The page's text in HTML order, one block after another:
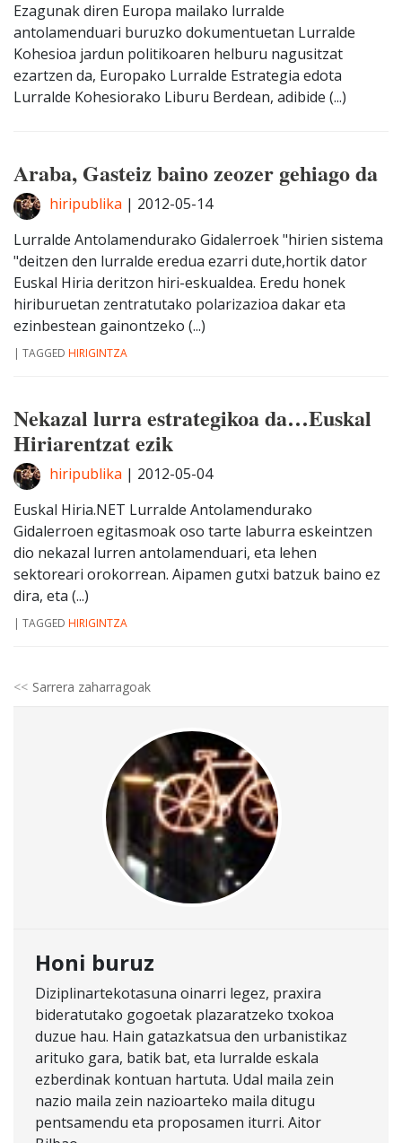
Ezagunak diren Europa mailako lurralde
antolamenduari buruzko dokumentuetan Lurralde
Kohesioa jardun politikoaren helburu nagusitzat
ezartzen da, Europako Lurralde Estrategia edota
Lurralde Kohesiorako Liburu Berdean, adibide (...)
Araba, Gasteiz baino zeozer gehiago da
hiripublika | 2012-05-14
Lurralde Antolamendurako Gidalerroek "hirien sistema
"deitzen den lurralde eredua ezarri dute,hortik dator
Euskal Hiria deritzon hiri-eskualdea. Eredu honek
hiriburuetan zentratutako polarizazioa dakar eta
ezinbestean gainontzeko (...)
| TAGGED HIRIGINTZA
Nekazal lurra estrategikoa da…Euskal
Hiriarentzat ezik
hiripublika | 2012-05-04
Euskal Hiria.NET Lurralde Antolamendurako
Gidalerroen egitasmoak oso tarte laburra eskeintzen
dio nekazal lurren antolamenduari, eta lehen
sektoreari orokorrean. Aipamen gutxi batzuk baino ez
dira, eta (...)
| TAGGED HIRIGINTZA
Sarrera zaharragoak
Honi buruz
Diziplinartekotasuna oinarri legez, praxira
bideratutako gogoetak plazaratzeko txokoa
duzue hau. Hain gatazkatsua den urbanistikaz
arituko gara, batik bat, eta lurralde eskala
ezberdinak kontuan hartuta. Udal maila zein
nazio maila zein nazioarteko maila ditugu
pentsamendu eta proposamen iturri. Aitor